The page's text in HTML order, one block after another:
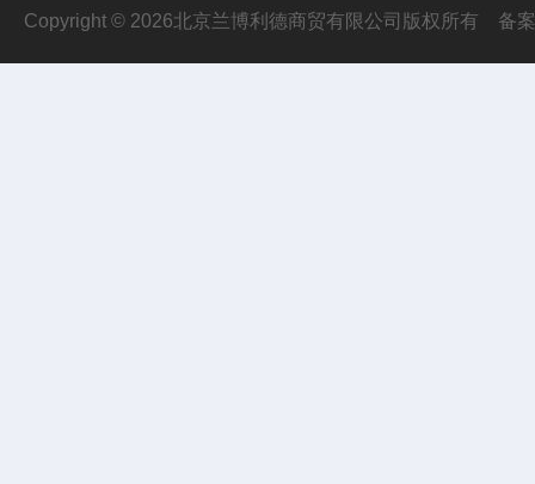
Copyright © 2026北京兰博利德商贸有限公司版权所有 备